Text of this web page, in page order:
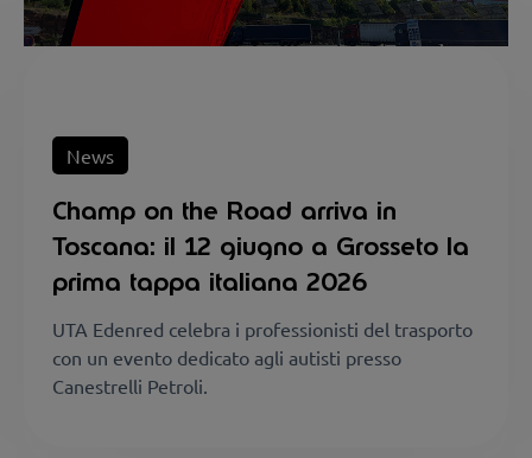
News
Champ on the Road arriva in
Toscana: il 12 giugno a Grosseto la
prima tappa italiana 2026
UTA Edenred celebra i professionisti del trasporto
con un evento dedicato agli autisti presso
Canestrelli Petroli.